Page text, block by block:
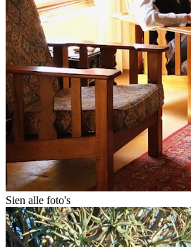
Sien alle foto's